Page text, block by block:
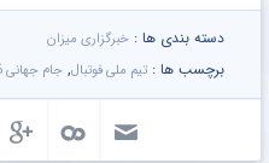
دسته بندی ها : خبرگزاری میزان
برچسب ها : تیم ملی فوتبال, جام جهانی 2026